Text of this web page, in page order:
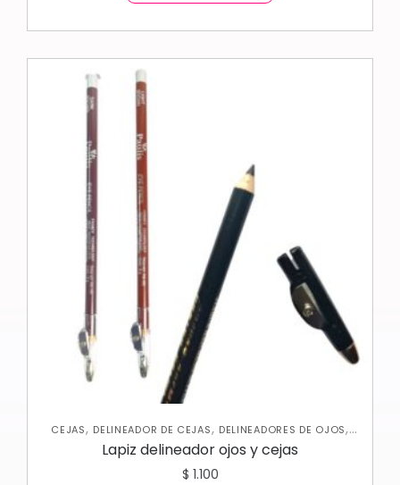
CEJAS, DELINEADOR DE CEJAS, DELINEADORES DE OJOS,
OJOS
Lapiz delineador ojos y cejas
$ 1.100